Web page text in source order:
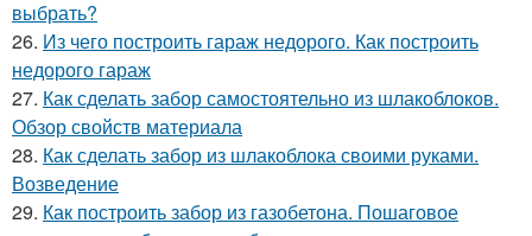
выбрать?
26. Из чего построить гараж недорого. Как построить
недорого гараж
27. Как сделать забор самостоятельно из шлакоблоков.
Обзор свойств материала
28. Как сделать забор из шлакоблока своими руками.
Возведение
29. Как построить забор из газобетона. Пошаговое